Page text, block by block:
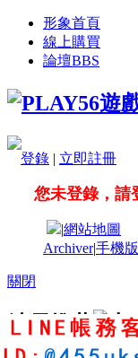
形象首頁
線上購買
論壇BBS
登錄 | 立即註冊
您未登錄，請
|網站地圖
Archiver|手機版
關閉
站長推薦